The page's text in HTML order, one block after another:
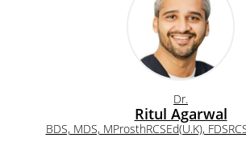
Dr.
Ritul Agarwal
BDS, MDS, MProsthRCSEd(U.K),